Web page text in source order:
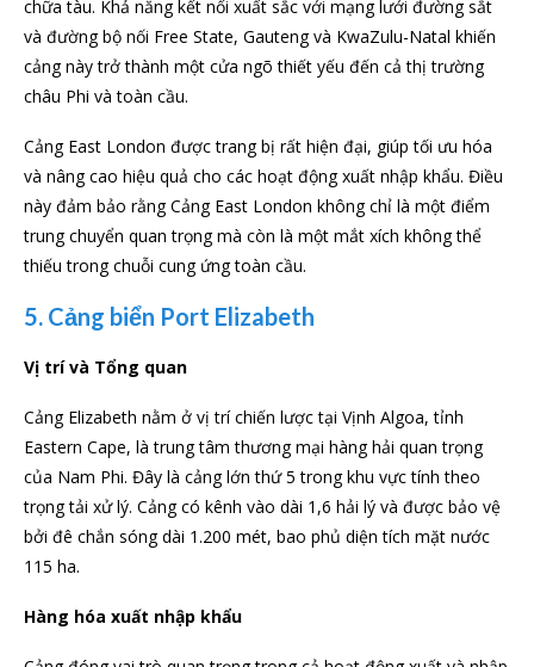
chữa tàu. Khả năng kết nối xuất sắc với mạng lưới đường sắt
và đường bộ nối Free State, Gauteng và KwaZulu-Natal khiến
cảng này trở thành một cửa ngõ thiết yếu đến cả thị trường
châu Phi và toàn cầu.
Cảng East London được trang bị rất hiện đại, giúp tối ưu hóa
và nâng cao hiệu quả cho các hoạt động xuất nhập khẩu. Điều
này đảm bảo rằng Cảng East London không chỉ là một điểm
trung chuyển quan trọng mà còn là một mắt xích không thể
thiếu trong chuỗi cung ứng toàn cầu.
5. Cảng biển Port Elizabeth
Vị trí và Tổng quan
Cảng Elizabeth nằm ở vị trí chiến lược tại Vịnh Algoa, tỉnh
Eastern Cape, là trung tâm thương mại hàng hải quan trọng
của Nam Phi. Đây là cảng lớn thứ 5 trong khu vực tính theo
trọng tải xử lý. Cảng có kênh vào dài 1,6 hải lý và được bảo vệ
bởi đê chắn sóng dài 1.200 mét, bao phủ diện tích mặt nước
115 ha.
Hàng hóa xuất nhập khẩu